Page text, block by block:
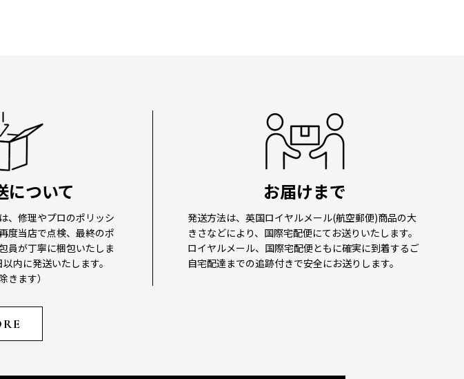
について
、修理やプロのポリッシ
度当店で点検、最終のポ
員が丁寧に梱包いたしま
内に発送いたします。
きます）
お届けまで
発送方法は、英国ロイヤルメール(航空郵便)商品の大
きさなどにより、国際宅配便にてお送りいたします。
ロイヤルメール、国際宅配便ともに確実に到着するご
自宅配達までの追跡付きで安全にお送りします。